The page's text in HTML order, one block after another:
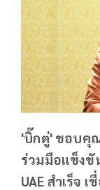
'บิ๊กตู่' ขอบคุ
ร่วมมือแข็งขั
UAE สำเร็จ